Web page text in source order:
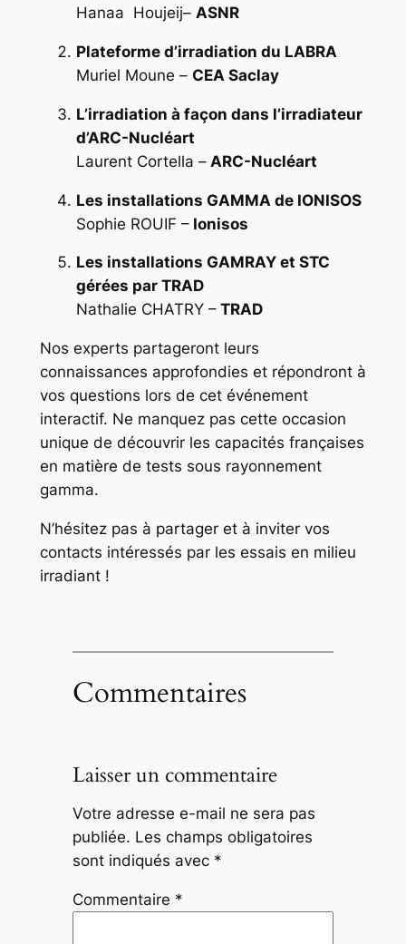
Hanaa Houjeij– ASNR
Plateforme d’irradiation du LABRA
Muriel Moune – CEA Saclay
L’irradiation à façon dans l’irradiateur
d’ARC-Nucléart
Laurent Cortella –ARC-Nucléart
Les installations GAMMA de IONISOS
Sophie ROUIF –Ionisos
Les installations GAMRAY et STC
gérées par TRAD
Nathalie CHATRY –TRAD
Nos experts partageront leurs
connaissances approfondies et répondront à
vos questions lors de cet événement
interactif. Ne manquez pas cette occasion
unique de découvrir les capacités françaises
en matière de tests sous rayonnement
gamma.
N’hésitez pas à partager et à inviter vos
contacts intéressés par les essais en milieu
irradiant !
Commentaires
Laisser un commentaire
Votre adresse e-mail ne sera pas
publiée. Les champs obligatoires
sont indiqués avec *
Commentaire *